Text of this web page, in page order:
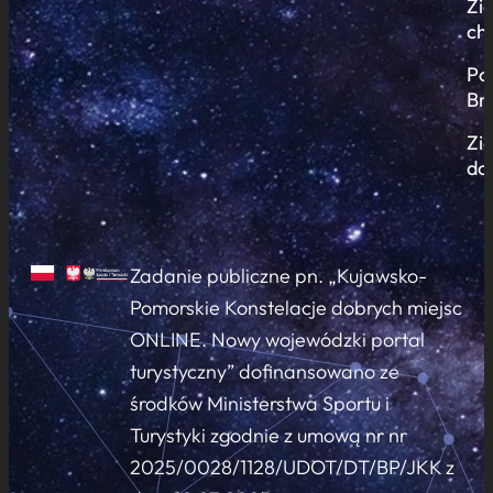
Zadanie publiczne pn. „Kujawsko-
Pomorskie Konstelacje dobrych miejsc
ONLINE. Nowy wojewódzki portal
turystyczny” dofinansowano ze
środków Ministerstwa Sportu i
Turystyki zgodnie z umową nr nr
2025/0028/1128/UDOT/DT/BP/JKK z